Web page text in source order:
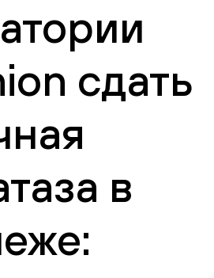
сдать
в